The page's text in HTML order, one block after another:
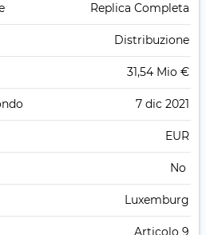
Replica Completa
Distribuzione
31,54 Mio €
7 dic 2021
EUR
No
Luxemburg
Articolo 9